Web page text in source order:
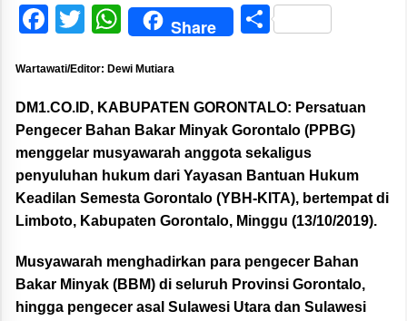
Facebook
Twitter
WhatsApp
Share Share
Wartawati/Editor: Dewi Mutiara
DM1.CO.ID, KABUPATEN GORONTALO: Persatuan
Pengecer Bahan Bakar Minyak Gorontalo (PPBG)
menggelar musyawarah anggota sekaligus
penyuluhan hukum dari Yayasan Bantuan Hukum
Keadilan Semesta Gorontalo (YBH-KITA), bertempat di
Limboto, Kabupaten Gorontalo, Minggu (13/10/2019).
Musyawarah menghadirkan para pengecer Bahan
Bakar Minyak (BBM) di seluruh Provinsi Gorontalo,
hingga pengecer asal Sulawesi Utara dan Sulawesi